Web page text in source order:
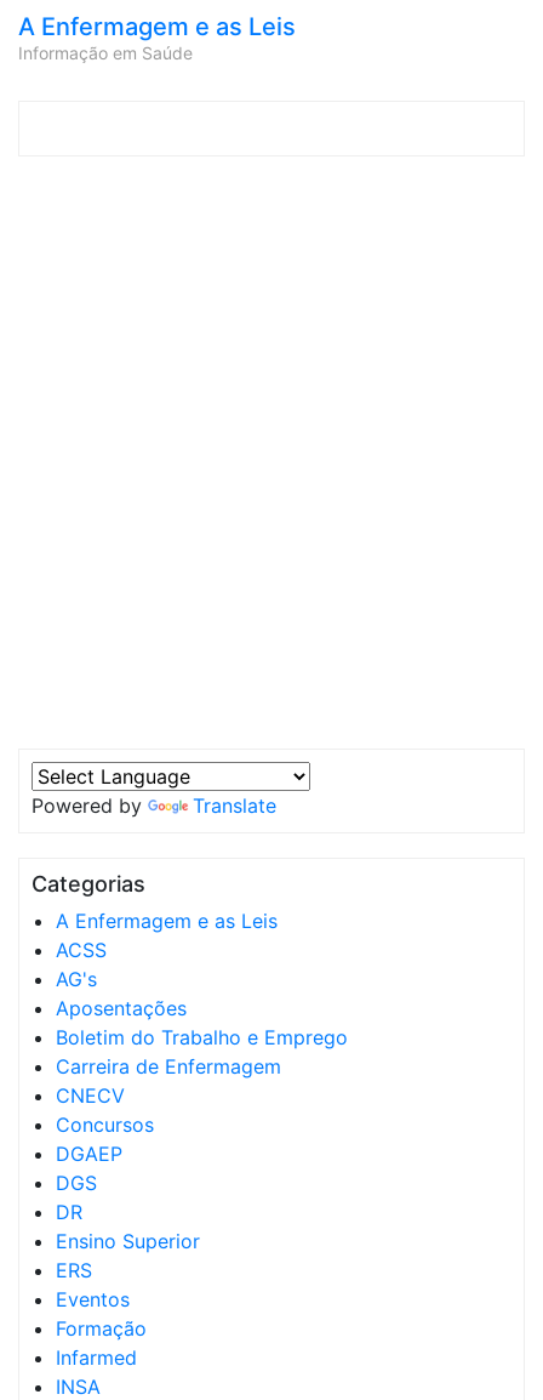
A Enfermagem e as Leis
Informação em Saúde
Powered by Translate
Categorias
A Enfermagem e as Leis
ACSS
AG's
Aposentações
Boletim do Trabalho e Emprego
Carreira de Enfermagem
CNECV
Concursos
DGAEP
DGS
DR
Ensino Superior
ERS
Eventos
Formação
Infarmed
INSA